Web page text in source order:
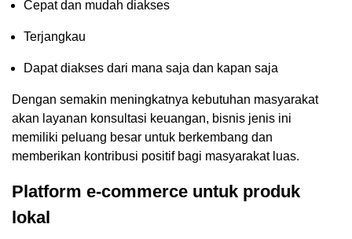
Cepat dan mudah diakses
Terjangkau
Dapat diakses dari mana saja dan kapan saja
Dengan semakin meningkatnya kebutuhan masyarakat
akan layanan konsultasi keuangan, bisnis jenis ini
memiliki peluang besar untuk berkembang dan
memberikan kontribusi positif bagi masyarakat luas.
Platform e-commerce untuk produk
lokal